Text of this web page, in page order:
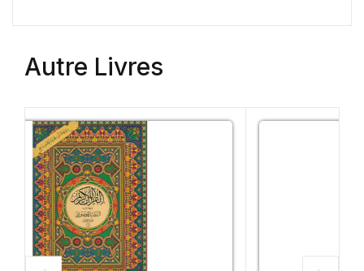
Autre Livres